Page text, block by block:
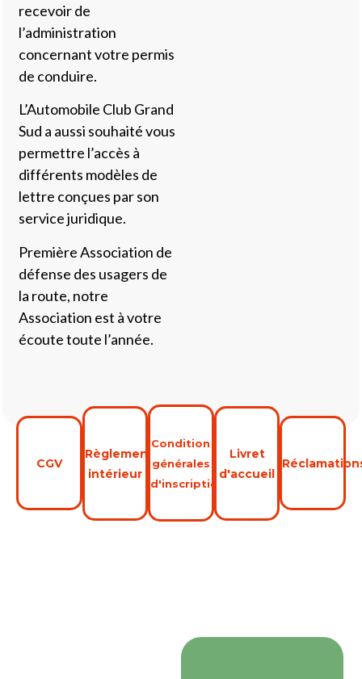
recevoir de
l’administration
concernant votre permis
de conduire.
L’Automobile Club Grand
Sud a aussi souhaité vous
permettre l’accès à
différents modèles de
lettre conçues par son
service juridique.
Première Association de
défense des usagers de
la route, notre
Association est à votre
écoute toute l’année.
CGV
Règlement
intérieur
Condition
générales
d'inscription
Livret
d'accueil